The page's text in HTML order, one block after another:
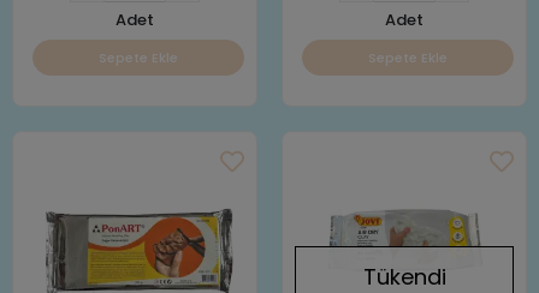
Adet
Sepete Ekle
Adet
Sepete Ekle
Tükendi